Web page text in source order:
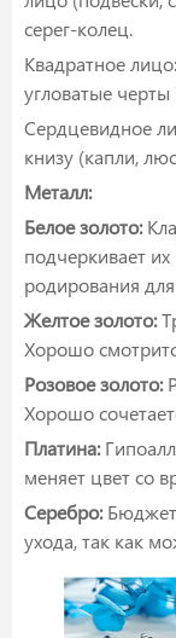
серег-колец.
Квадратное
угловатые черты
Сердцевидное
книзу (капли,
Металл:
Белое золото:
подчеркивает
родирования
Желтое золото:
Хорошо
Розовое золото:
Хорошо
Платина:
меняет цвет со
Серебро:
ухода, так как